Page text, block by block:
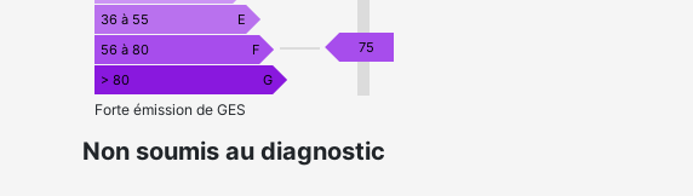
36 à 55
E
56 à 80
F
> 80
G
75
Forte émission de GES
Non soumis au diagnostic